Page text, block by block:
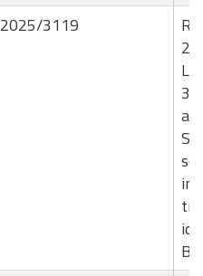
2025/3119
a